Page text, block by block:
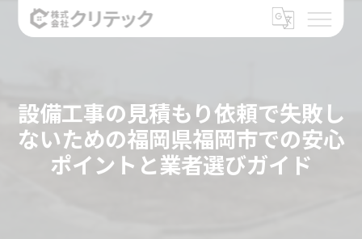
設備工事の見積もり依頼で失敗し
ないための福岡県福岡市での安心
ポイントと業者選びガイド